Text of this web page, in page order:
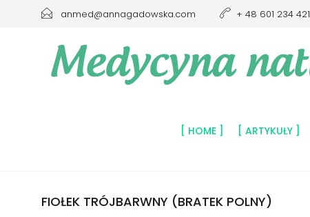
anmed@annagadowska.com + 48 601 234 421
HOME ARTYKUŁY
FIOŁEK TRÓJBARWNY (BRATEK POLNY)